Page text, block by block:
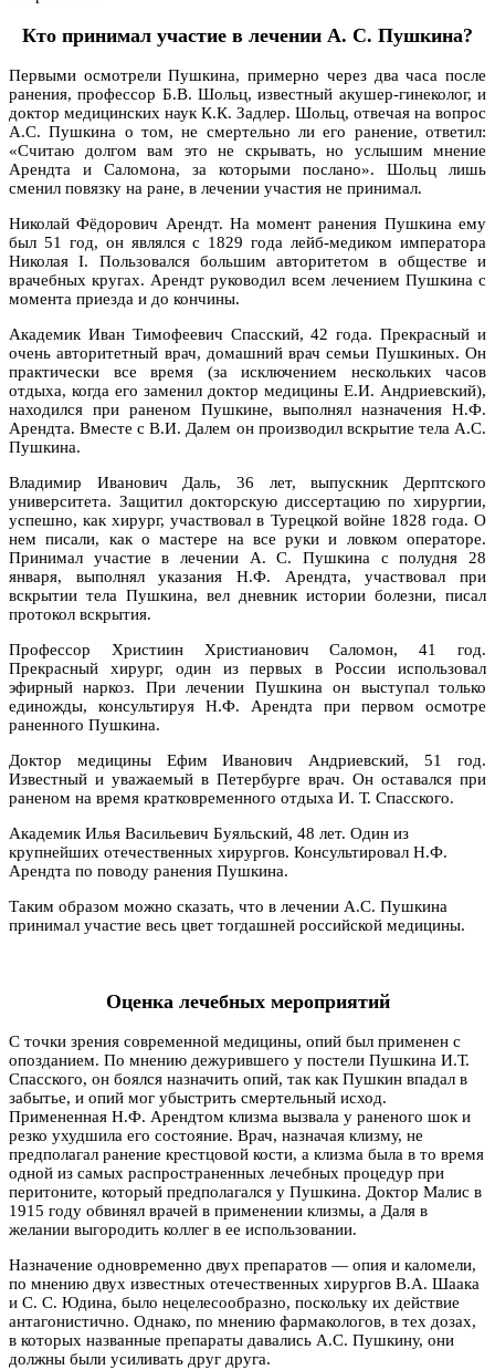
Кто принимал участие в лечении А. С. Пушкина?
Первыми осмотрели Пушкина, примерно через два часа после
ранения, профессор Б.В. Шольц, известный акушер-гинеколог, и
доктор медицинских наук К.К. Задлер. Шольц, отвечая на вопрос
А.С. Пушкина о том, не смертельно ли его ранение, ответил:
«Считаю долгом вам это не скрывать, но услышим мнение
Арендта и Саломона, за которыми послано». Шольц лишь
сменил повязку на ране, в лечении участия не принимал.
Николай Фёдорович Арендт. На момент ранения Пушкина ему
был 51 год, он являлся с 1829 года лейб-медиком императора
Николая I. Пользовался большим авторитетом в обществе и
врачебных кругах. Арендт руководил всем лечением Пушкина с
момента приезда и до кончины.
Академик Иван Тимофеевич Спасский, 42 года. Прекрасный и
очень авторитетный врач, домашний врач семьи Пушкиных. Он
практически все время (за исключением нескольких часов
отдыха, когда его заменил доктор медицины Е.И. Андриевский),
находился при раненом Пушкине, выполнял назначения Н.Ф.
Арендта. Вместе с В.И. Далем он производил вскрытие тела А.С.
Пушкина.
Владимир Иванович Даль, 36 лет, выпускник Дерптского
университета. Защитил докторскую диссертацию по хирургии,
успешно, как хирург, участвовал в Турецкой войне 1828 года. О
нем писали, как о мастере на все руки и ловком операторе.
Принимал участие в лечении А. С. Пушкина с полудня 28
января, выполнял указания Н.Ф. Арендта, участвовал при
вскрытии тела Пушкина, вел дневник истории болезни, писал
протокол вскрытия.
Профессор Христиин Христианович Саломон, 41 год.
Прекрасный хирург, один из первых в России использовал
эфирный наркоз. При лечении Пушкина он выступал только
единожды, консультируя Н.Ф. Арендта при первом осмотре
раненного Пушкина.
Доктор медицины Ефим Иванович Андриевский, 51 год.
Известный и уважаемый в Петербурге врач. Он оставался при
раненом на время кратковременного отдыха И. Т. Спасского.
Академик Илья Васильевич Буяльский, 48 лет. Один из
крупнейших отечественных хирургов. Консультировал Н.Ф.
Арендта по поводу ранения Пушкина.
Таким образом можно сказать, что в лечении А.С. Пушкина
принимал участие весь цвет тогдашней российской медицины.
Оценка лечебных мероприятий
С точки зрения современной медицины, опий был применен с
опозданием. По мнению дежурившего у постели Пушкина И.Т.
Спасского, он боялся назначить опий, так как Пушкин впадал в
забытье, и опий мог убыстрить смертельный исход.
Примененная Н.Ф. Арендтом клизма вызвала у раненого шок и
резко ухудшила его состояние. Врач, назначая клизму, не
предполагал ранение крестцовой кости, а клизма была в то время
одной из самых распространенных лечебных процедур при
перитоните, который предполагался у Пушкина. Доктор Малис в
1915 году обвинял врачей в применении клизмы, а Даля в
желании выгородить коллег в ее использовании.
Назначение одновременно двух препаратов — опия и каломели,
по мнению двух известных отечественных хирургов В.А. Шаака
и С. С. Юдина, было нецелесообразно, поскольку их действие
антагонистично. Однако, по мнению фармакологов, в тех дозах,
в которых названные препараты давались А.С. Пушкину, они
должны были усиливать друг друга.